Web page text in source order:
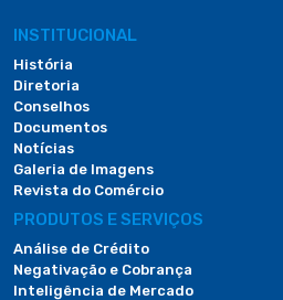
INSTITUCIONAL
História
Diretoria
Conselhos
Documentos
Notícias
Galeria de Imagens
Revista do Comércio
PRODUTOS E SERVIÇOS
Análise de Crédito
Negativação e Cobrança
Inteligência de Mercado